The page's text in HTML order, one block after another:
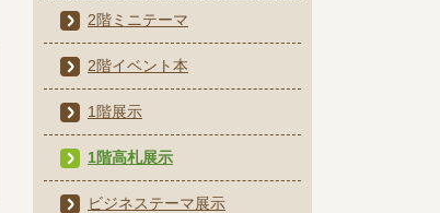
2階ミニテーマ
2階イベント本
1階展示
1階高札展示
ビジネステーマ展示